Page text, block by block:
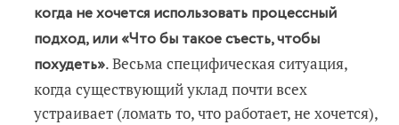
когда не хочется использовать процессный
подход, или «Что бы такое съесть, чтобы
похудеть». Весьма специфическая ситуация,
когда существующий уклад почти всех
устраивает (ломать то, что работает, не хочется),